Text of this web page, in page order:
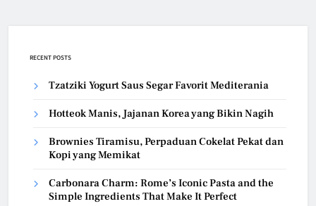
RECENT POSTS
Tzatziki Yogurt Saus Segar Favorit Mediterania
Hotteok Manis, Jajanan Korea yang Bikin Nagih
Brownies Tiramisu, Perpaduan Cokelat Pekat dan
Kopi yang Memikat
Carbonara Charm: Rome’s Iconic Pasta and the
Simple Ingredients That Make It Perfect